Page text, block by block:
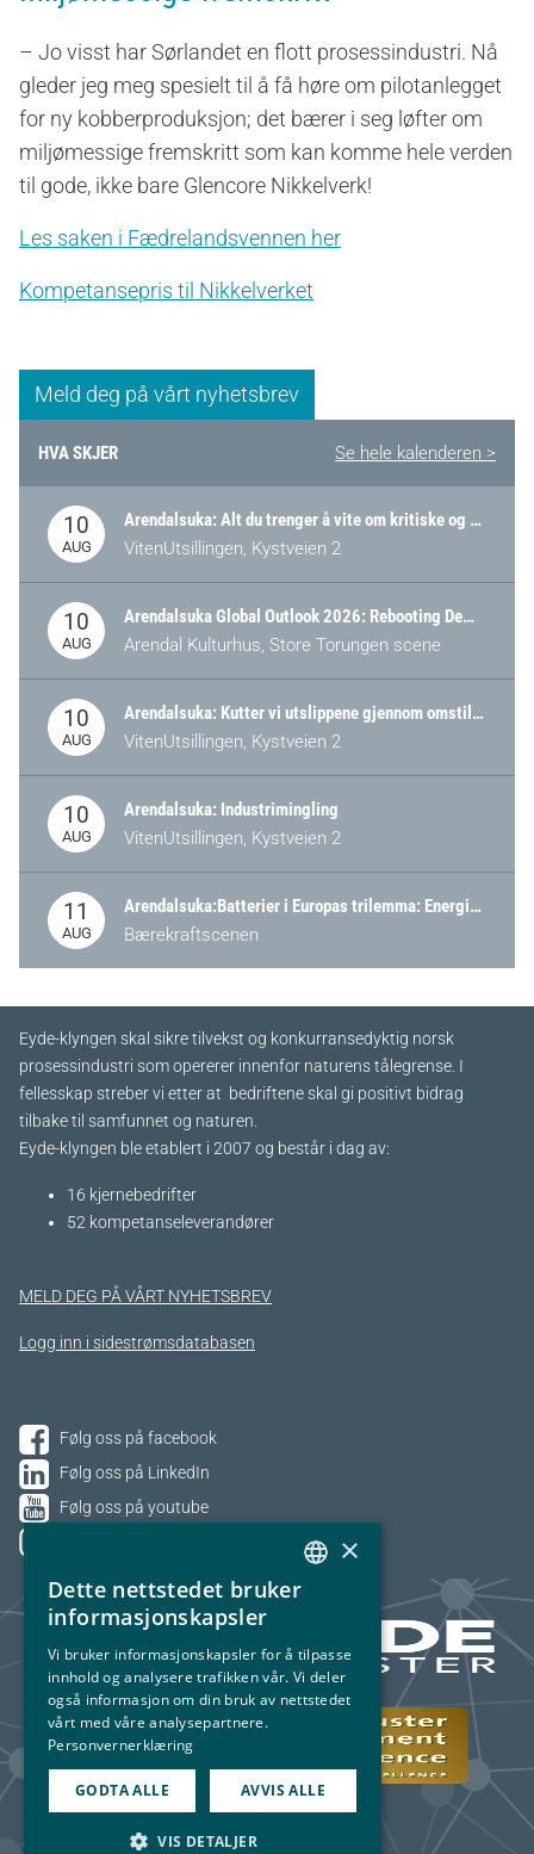
– Jo visst har Sørlandet en flott prosessindustri. Nå
gleder jeg meg spesielt til å få høre om pilotanlegget
for ny kobberproduksjon; det bærer i seg løfter om
miljømessige fremskritt som kan komme hele verden
til gode, ikke bare Glencore Nikkelverk!
Les saken i Fædrelandsvennen her
Kompetansepris til Nikkelverket
Meld deg på vårt nyhetsbrev
HVA SKJER Se hele kalenderen >
10
AUG
Arendalsuka: Alt du trenger å vite om kritiske og strategiske verdikjeder i Norge
VitenUtsillingen, Kystveien 2
10
AUG
Arendalsuka Global Outlook 2026: Rebooting Democracy for a New World Order
Arendal Kulturhus, Store Torungen scene
10
AUG
Arendalsuka: Kutter vi utslippene gjennom omstilling – eller tap av industri?
VitenUtsillingen, Kystveien 2
10
AUG
Arendalsuka: Industrimingling
VitenUtsillingen, Kystveien 2
11
AUG
Arendalsuka:Batterier i Europas trilemma: Energisikkerhet, konkurransekraft og bærekraft (Battery Norway-arrangement)
Bærekraftscenen
Eyde-klyngen skal sikre tilvekst og konkurransedyktig norsk
prosessindustri som opererer innenfor naturens tålegrense. I
fellesskap streber vi etter at bedriftene skal gi positivt bidrag
tilbake til samfunnet og naturen.
Eyde-klyngen ble etablert i 2007 og består i dag av:
16 kjernebedrifter​
52 kompetanseleverandører
MELD DEG PÅ VÅRT NYHETSBREV
Logg inn i sidestrømsdatabasen
Følg oss på facebook
Følg oss på LinkedIn
Følg oss på youtube
NORWEGIAN
×
Dette nettstedet bruker
informasjonskapsler
Vi bruker informasjonskapsler for å tilpasse
innhold og analysere trafikken vår. Vi deler
også informasjon om din bruk av nettstedet
vårt med våre analysepartnere.
Personvernerklæring
GODTA ALLE AVVIS ALLE
VIS DETALJER